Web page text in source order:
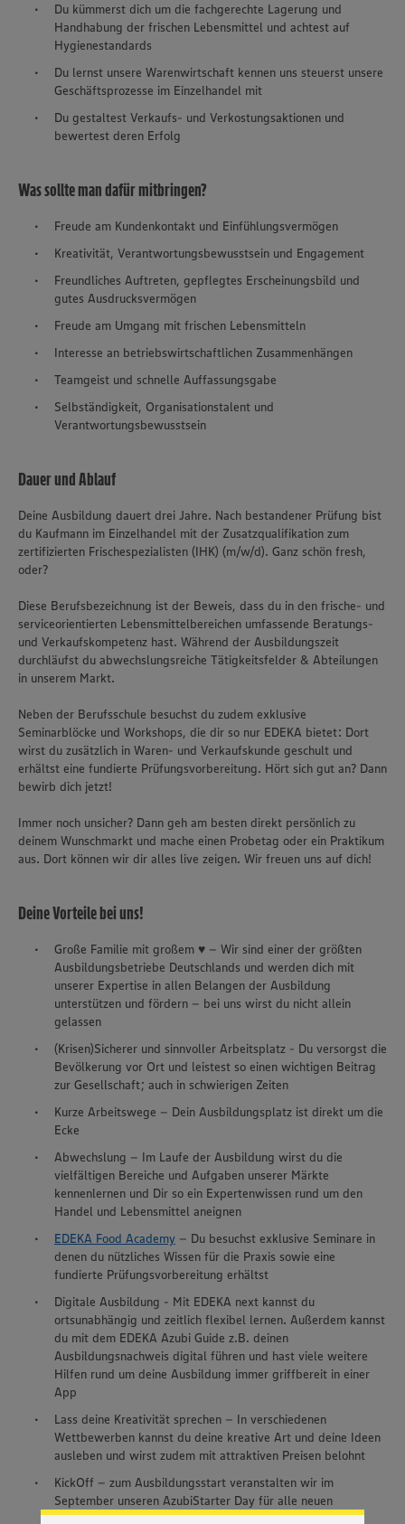
Wir setzen Cookies und andere Technologien ein, um Ihnen
ein bestmögliches Nutzungserlebnis unserer Website zu
ermöglichen. Wir verwenden Ihre Daten, um unsere
Website zu personalisieren und Ihnen möglichst relevante
Inhalte anzubieten. Ihre Einwilligung in die Nutzung von
Cookies und anderer Technologien ist freiwillig und kann
Du kümmerst dich um die fachgerechte Lagerung und
Handhabung der frischen Lebensmittel und achtest auf
Hygienestandards
Du lernst unsere Warenwirtschaft kennen uns steuerst unsere
Geschäftsprozesse im Einzelhandel mit
Du gestaltest Verkaufs- und Verkostungsaktionen und
bewertest deren Erfolg
Was sollte man dafür mitbringen?
Freude am Kundenkontakt und Einfühlungsvermögen
Kreativität, Verantwortungsbewusstsein und Engagement
Freundliches Auftreten, gepflegtes Erscheinungsbild und
gutes Ausdrucksvermögen
Freude am Umgang mit frischen Lebensmitteln
Interesse an betriebswirtschaftlichen Zusammenhängen
Teamgeist und schnelle Auffassungsgabe
Selbständigkeit, Organisationstalent und
Verantwortungsbewusstsein
Dauer und Ablauf
Deine Ausbildung dauert drei Jahre. Nach bestandener Prüfung bist
du Kaufmann im Einzelhandel mit der Zusatzqualifikation zum
zertifizierten Frischespezialisten (IHK) (m/w/d). Ganz schön fresh,
oder?
Diese Berufsbezeichnung ist der Beweis, dass du in den frische- und
serviceorientierten Lebensmittelbereichen umfassende Beratungs-
und Verkaufskompetenz hast. Während der Ausbildungszeit
durchläufst du abwechslungsreiche Tätigkeitsfelder & Abteilungen
in unserem Markt.
Neben der Berufsschule besuchst du zudem exklusive
Seminarblöcke und Workshops, die dir so nur EDEKA bietet: Dort
wirst du zusätzlich in Waren- und Verkaufskunde geschult und
erhältst eine fundierte Prüfungsvorbereitung. Hört sich gut an? Dann
bewirb dich jetzt!
Immer noch unsicher? Dann geh am besten direkt persönlich zu
deinem Wunschmarkt und mache einen Probetag oder ein Praktikum
aus. Dort können wir dir alles live zeigen. Wir freuen uns auf dich!
Deine Vorteile bei uns!
Große Familie mit großem ♥ – Wir sind einer der größten
Ausbildungsbetriebe Deutschlands und werden dich mit
unserer Expertise in allen Belangen der Ausbildung
unterstützen und fördern – bei uns wirst du nicht allein
gelassen
(Krisen)Sicherer und sinnvoller Arbeitsplatz - Du versorgst die
Bevölkerung vor Ort und leistest so einen wichtigen Beitrag
zur Gesellschaft; auch in schwierigen Zeiten
Kurze Arbeitswege – Dein Ausbildungsplatz ist direkt um die
Ecke
Abwechslung – Im Laufe der Ausbildung wirst du die
vielfältigen Bereiche und Aufgaben unserer Märkte
kennenlernen und Dir so ein Expertenwissen rund um den
Handel und Lebensmittel aneignen
EDEKA Food Academy – Du besuchst exklusive Seminare in
denen du nützliches Wissen für die Praxis sowie eine
fundierte Prüfungsvorbereitung erhältst
Digitale Ausbildung - Mit EDEKA next kannst du
ortsunabhängig und zeitlich flexibel lernen. Außerdem kannst
du mit dem EDEKA Azubi Guide z.B. deinen
Ausbildungsnachweis digital führen und hast viele weitere
Hilfen rund um deine Ausbildung immer griffbereit in einer
App
Lass deine Kreativität sprechen – In verschiedenen
Wettbewerben kannst du deine kreative Art und deine Ideen
ausleben und wirst zudem mit attraktiven Preisen belohnt
KickOff – zum Ausbildungsstart veranstalten wir im
September unseren AzubiStarter Day für alle neuen
Auszubildenden mit spannenden Vorträgen und